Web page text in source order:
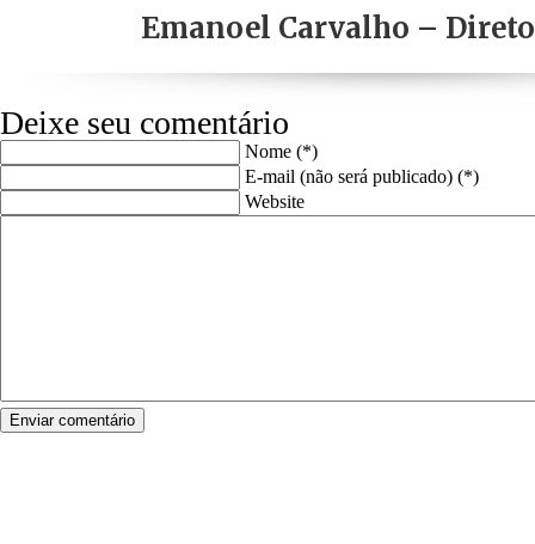
Emanoel Carvalho –
Deixe seu comentário
Nome (*)
E-mail (não será publicado) (*)
Website